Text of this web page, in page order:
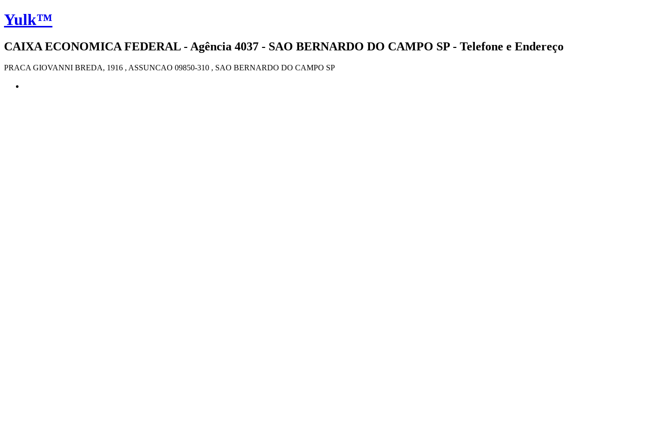
Yulk™
CAIXA ECONOMICA FEDERAL - Agência 4037 - SAO BERNARDO DO CAMPO SP - Telefone e Endereço
PRACA GIOVANNI BREDA, 1916 , ASSUNCAO 09850-310 , SAO BERNARDO DO CAMPO SP